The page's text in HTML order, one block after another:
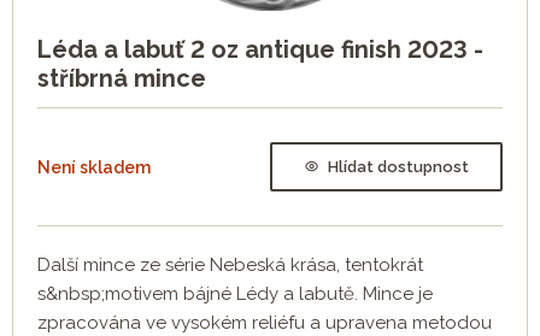
Léda a labuť 2 oz antique finish 2023 -
stříbrná mince
Není skladem Hlídat dostupnost
Další mince ze série Nebeská krása, tentokrát
s&nbsp;motivem bájné Lédy a labutě. Mince je
zpracována ve vysokém reliéfu a upravena metodou